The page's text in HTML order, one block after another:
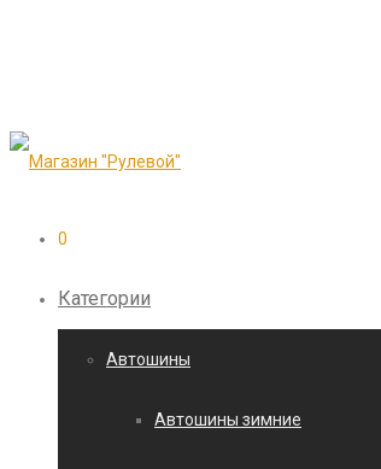
0
Категории
Автошины
Автошины зимние